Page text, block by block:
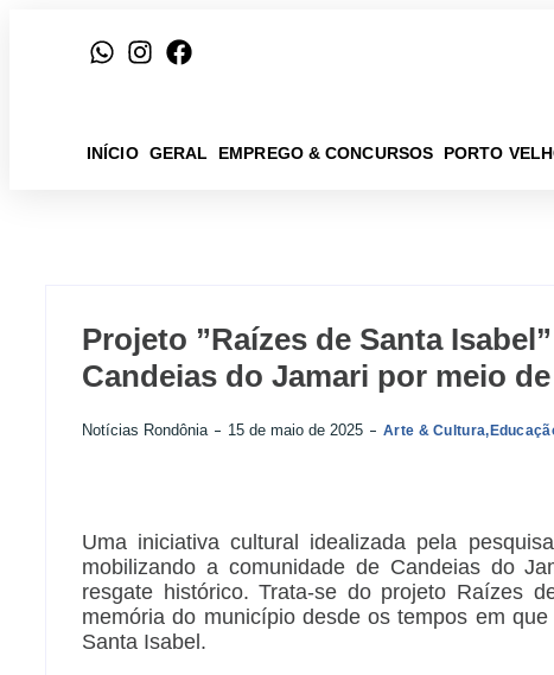
INÍCIO GERAL EMPREGO & CONCURSOS PORTO
Projeto ”Raízes de Santa
Candeias do Jamari por meio
Notícias Rondônia 15 de maio de 2025 Arte & Cultura,
Uma iniciativa cultural idealizada pela
mobilizando a comunidade de Candeias do
resgate histórico. Trata-se do projeto Raízes
memória do município desde os tempos em
Santa Isabel.